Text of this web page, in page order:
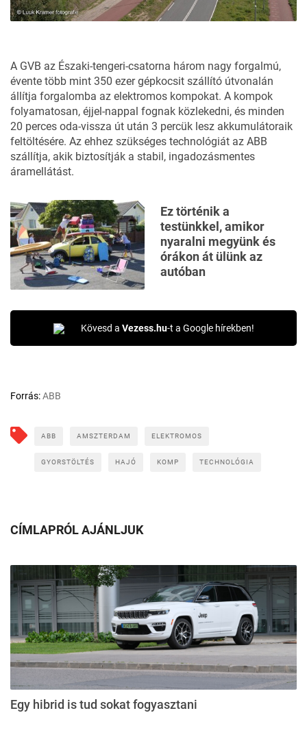
A GVB az Északi-tengeri-csatorna három nagy forgalmú,
évente több mint 350 ezer gépkocsit szállító útvonalán
állítja forgalomba az elektromos kompokat. A kompok
folyamatosan, éjjel-nappal fognak közlekedni, és minden
20 perces oda-vissza út után 3 percük lesz akkumulátoraik
feltöltésére. Az ehhez szükséges technológiát az ABB
szállítja, akik biztosítják a stabil, ingadozásmentes
áramellátást.
Ez történik a
testünkkel, amikor
nyaralni megyünk és
órákon át ülünk az
autóban
Kövesd a Vezess.hu-t a Google hírekben!
Forrás:ABB
ABB AMSZTERDAM ELEKTROMOS
GYORSTÖLTÉS HAJÓ KOMP TECHNOLÓGIA
CÍMLAPRÓL AJÁNLJUK
Egy hibrid is tud sokat fogyasztani